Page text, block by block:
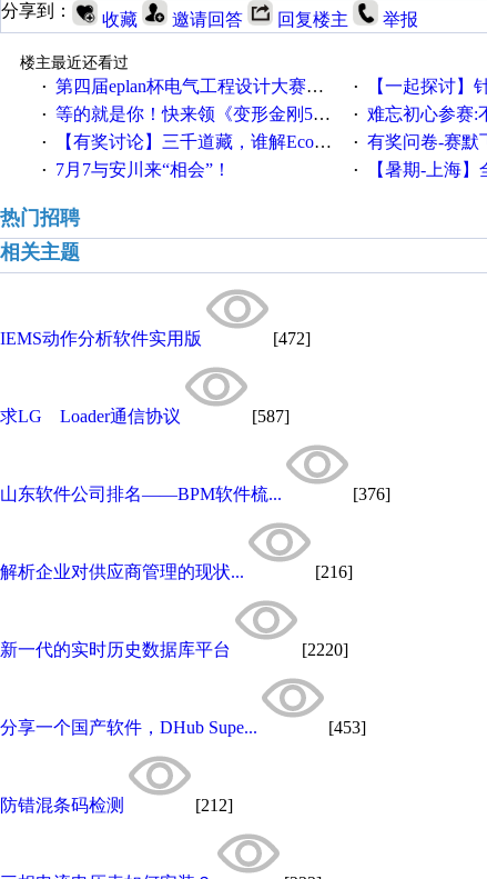
分享到：
收藏 邀请回答 回复楼主 举报
楼主最近还看过
· 第四届eplan杯电气工程设计大赛报名啦！！！ · 【一起探讨】针对机床业
· 等的就是你！快来领《变形金刚5》观影券 · 难忘初心参赛:
· 【有奖讨论】三千道藏，谁解EcoStruxureMA领域之谜？ · 有奖问卷-赛默飞精
· 7月7与安川来“相会”！ · 【暑期-上海】全国工业
热门招聘
相关主题
IEMS动作分析软件实用版 [472]
求LG Loader通信协议 [587]
山东软件公司排名——BPM软件梳... [376]
解析企业对供应商管理的现状... [216]
新一代的实时历史数据库平台 [2220]
分享一个国产软件，DHub Supe... [453]
防错混条码检测 [212]